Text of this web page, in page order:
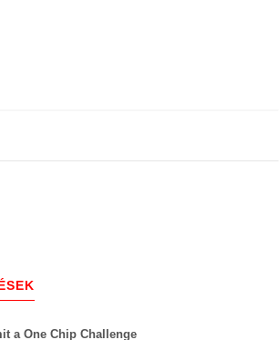
a One Chip Challenge